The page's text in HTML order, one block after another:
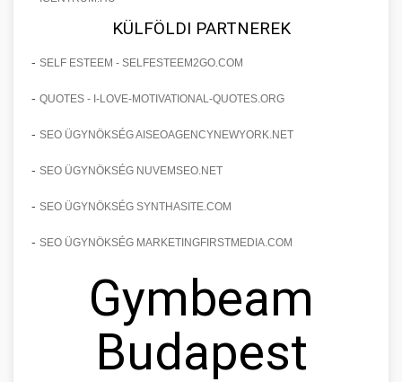
KÜLFÖLDI PARTNEREK
- SELF ESTEEM - SELFESTEEM2GO.COM
- QUOTES - I-LOVE-MOTIVATIONAL-QUOTES.ORG
- SEO ÜGYNÖKSÉG AISEOAGENCYNEWYORK.NET
- SEO ÜGYNÖKSÉG NUVEMSEO.NET
- SEO ÜGYNÖKSÉG SYNTHASITE.COM
- SEO ÜGYNÖKSÉG MARKETINGFIRSTMEDIA.COM
Gymbeam
Budapest